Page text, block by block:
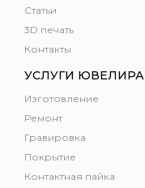
Статьи
3D печать
Контакты
УСЛУГИ ЮВЕЛИРА
Изготовление
Ремонт
Гравировка
Покрытие
Контактная пайка